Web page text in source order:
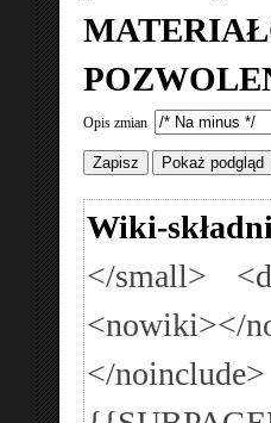
Opis zmian
Wiki-
</small>
<nowiki></
</noinclude>